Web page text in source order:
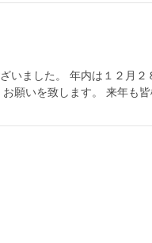
いました。 年内は１２月２
願いを致します。 来年も